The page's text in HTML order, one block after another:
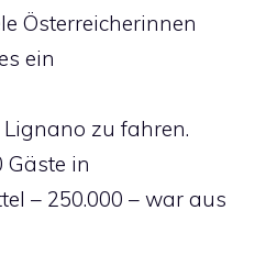
Österreicherinnen
ein
zu fahren.
Gäste in
– 250.000 – war aus